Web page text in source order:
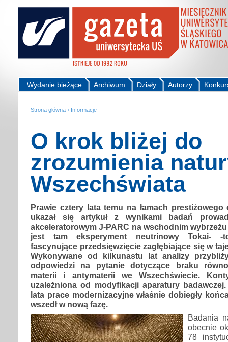
Autorzy
Działy
Archiwum
Wydanie bieżące
Strona główna › Informacje
O krok bliżej do
zrozumienia
Wszechświata
Prawie cztery lata temu na łamach prestiżowego
ukazał się artykuł z wynikami badań
akceleratorowym J-PARC na wschodnim
jest tam eksperyment neutrinowy Tokai- -
fascynujące przedsięwzięcie zagłębiające się w
Wykonywane od kilkunastu lat analizy
odpowiedzi na pytanie dotyczące braku
materii i antymaterii we Wszechświecie.
uzależniona od modyfikacji aparatury
lata prace modernizacyjne właśnie dobiegły
wszedł w nową fazę.
Badania
obecnie
78